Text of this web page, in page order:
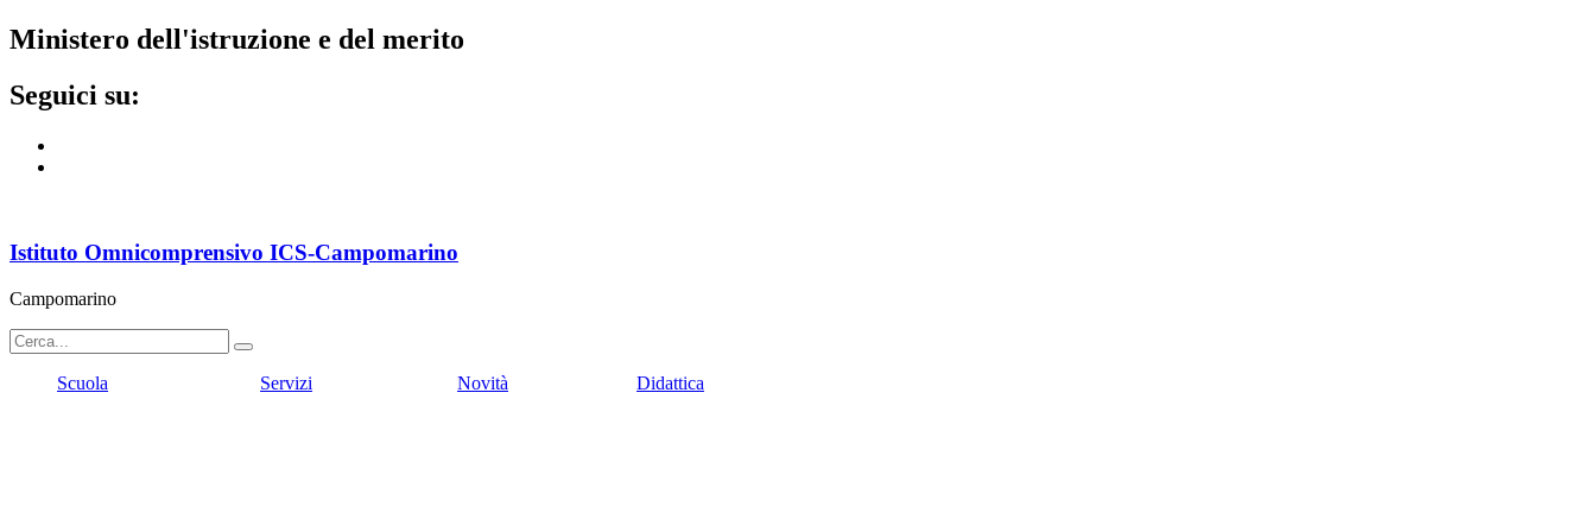
ministero dell'istruzione e del merito
seguici su:
Istituto Omnicomprensivo ICS-Campomarino
Campomarino
Scuola Servizi Novità Didattica